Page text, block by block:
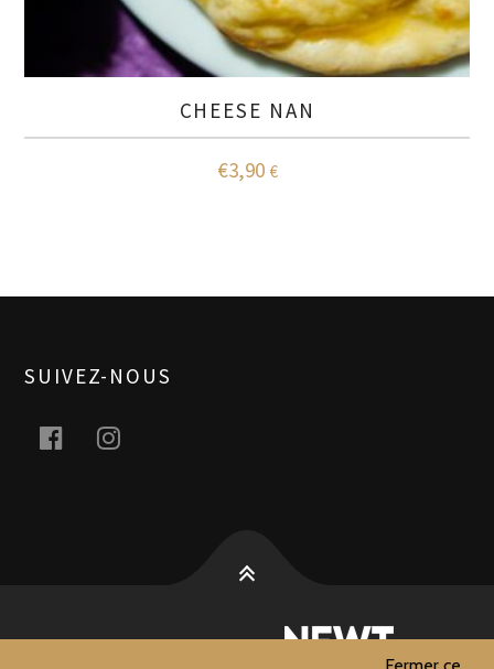
CHEESE NAN
€3,90 €
SUIVEZ-NOUS
facebookinstagram
Team